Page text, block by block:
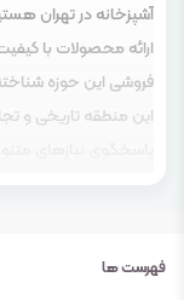
آشپزخانه در تهران
ارائه محصولات با
فروشی این حوزه
این منطقه تاریخی و
پاسخگوی نیازهای
دیرینه و محیطی مدرن
فهرست ها